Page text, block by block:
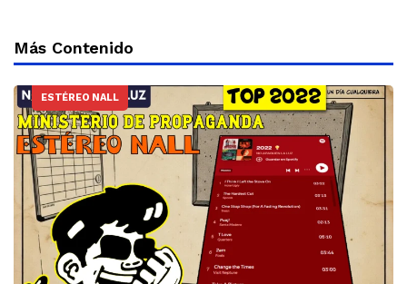
Más Contenido
ESTÉREO NALL